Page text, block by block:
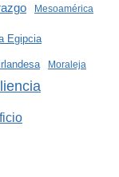
Mesoamérica
Egipcia
Moraleja